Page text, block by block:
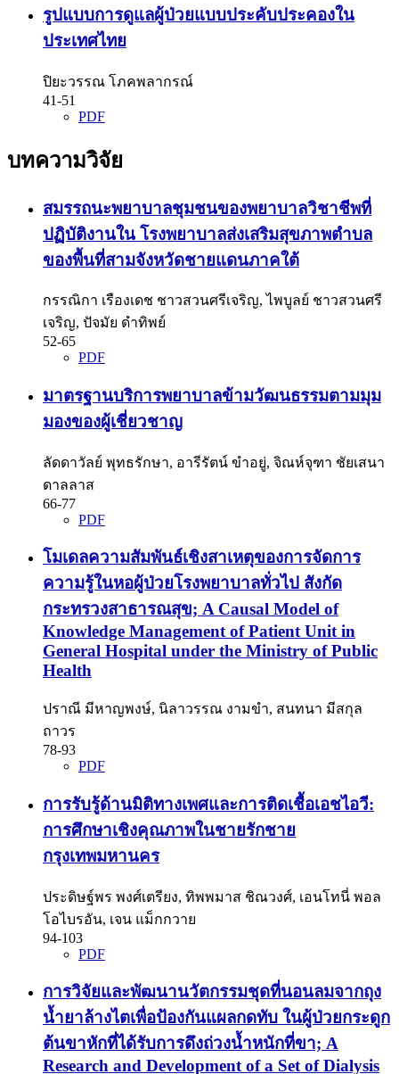
รูปแบบการดูแลผู้ป่วยแบบประคับประคองใน
ประเทศไทย
ปิยะวรรณ โภคพลากรณ์
41-51
PDF
บทความวิจัย
สมรรถนะพยาบาลชุมชนของพยาบาลวิชาชีพที่
ปฏิบัติงานใน โรงพยาบาลส่งเสริมสุขภาพตำบล
ของพื้นที่สามจังหวัดชายแดนภาคใต้
กรรณิกา เรืองเดช ชาวสวนศรีเจริญ, ไพบูลย์ ชาวสวนศรี
เจริญ, ปัจมัย ดำทิพย์
52-65
PDF
มาตรฐานบริการพยาบาลข้ามวัฒนธรรมตามมุม
มองของผู้เชี่ยวชาญ
ลัดดาวัลย์ พุทธรักษา, อารีรัตน์ ขำอยู่, จิณห์จุฑา ชัยเสนา
ดาลลาส
66-77
PDF
โมเดลความสัมพันธ์เชิงสาเหตุของการจัดการ
ความรู้ในหอผู้ป่วยโรงพยาบาลทั่วไป สังกัด
กระทรวงสาธารณสุข; A Causal Model of
Knowledge Management of Patient Unit in
General Hospital under the Ministry of Public
Health
ปราณี มีหาญพงษ์, นิลาวรรณ งามขำ, สนทนา มีสกุล
ถาวร
78-93
PDF
การรับรู้ด้านมิติทางเพศและการติดเชื้อเอชไอวี:
การศึกษาเชิงคุณภาพในชายรักชาย
กรุงเทพมหานคร
ประดิษฐ์พร พงศ์เตรียง, ทิพพมาส ชิณวงศ์, เอนโทนี่ พอล
โอไบรอัน, เจน แม็กกวาย
94-103
PDF
การวิจัยและพัฒนานวัตกรรมชุดที่นอนลมจากถุง
น้ำยาล้างไตเพื่อป้องกันแผลกดทับ ในผู้ป่วยกระดูก
ต้นขาหักที่ได้รับการดึงถ่วงน้ำหนักที่ขา; A
Research and Development of a Set of Dialysis